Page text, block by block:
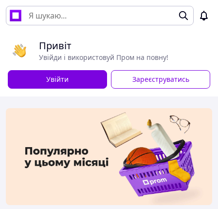
Привіт
Увійди і використовуй Пром на повну!
Увійти Зареєструватись